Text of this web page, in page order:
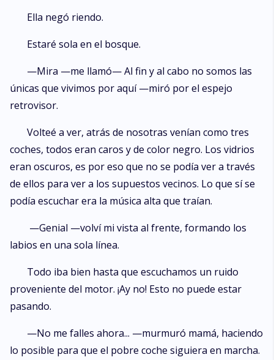
Ella negó riendo.
Estaré sola en el bosque.
—Mira —me llamó— Al fin y al cabo no somos las
únicas que vivimos por aquí —miró por el espejo
retrovisor.
Volteé a ver, atrás de nosotras venían como tres
coches, todos eran caros y de color negro. Los vidrios
eran oscuros, es por eso que no se podía ver a través
de ellos para ver a los supuestos vecinos. Lo que sí se
podía escuchar era la música alta que traían.
—Genial —volví mi vista al frente, formando los
labios en una sola línea.
Todo iba bien hasta que escuchamos un ruido
proveniente del motor. ¡Ay no! Esto no puede estar
pasando.
—No me falles ahora... —murmuró mamá, haciendo
lo posible para que el pobre coche siguiera en marcha.